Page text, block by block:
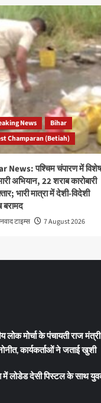
News
Bihar
Champaran (Betiah)
News: पश्चिम चंपारण में विशेष
अभियान, 22 शराब कारोबारी
भारी मात्रा में देशी-विदेशी
बरामद
टाइम्स 7 August 2026
मोर्चा के पंचायती राज
कार्यकर्ताओं ने जताई खुशी
लोडेड देसी पिस्टल के साथ